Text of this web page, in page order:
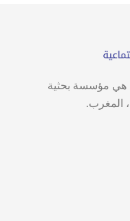
هي مؤسسة بحثية
المغرب.